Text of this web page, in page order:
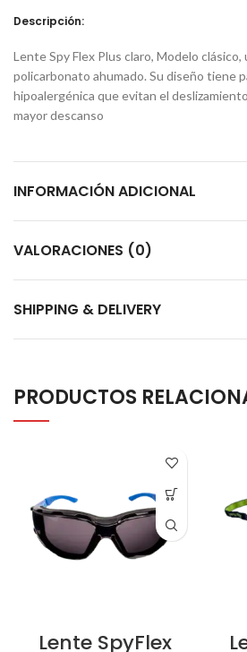
Descripción:
Lente Spy Flex Plus claro, Modelo clásico,
policarbonato ahumado. Su diseño tiene
hipoalergénica que evitan el
mayor descanso
INFORMACIÓN ADICIONAL
VALORACIONES (0)
SHIPPING & DELIVERY
PRODUCTOS
Lente SpyFlex